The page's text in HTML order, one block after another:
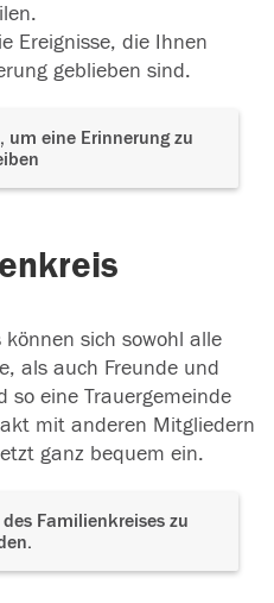
Ereignisse, die Ihnen
geblieben sind.
um eine Erinnerung zu
sich sowohl alle
als auch Freunde und
so eine Trauergemeinde
mit anderen Mitgliedern
ganz bequem ein.
Familienkreises zu